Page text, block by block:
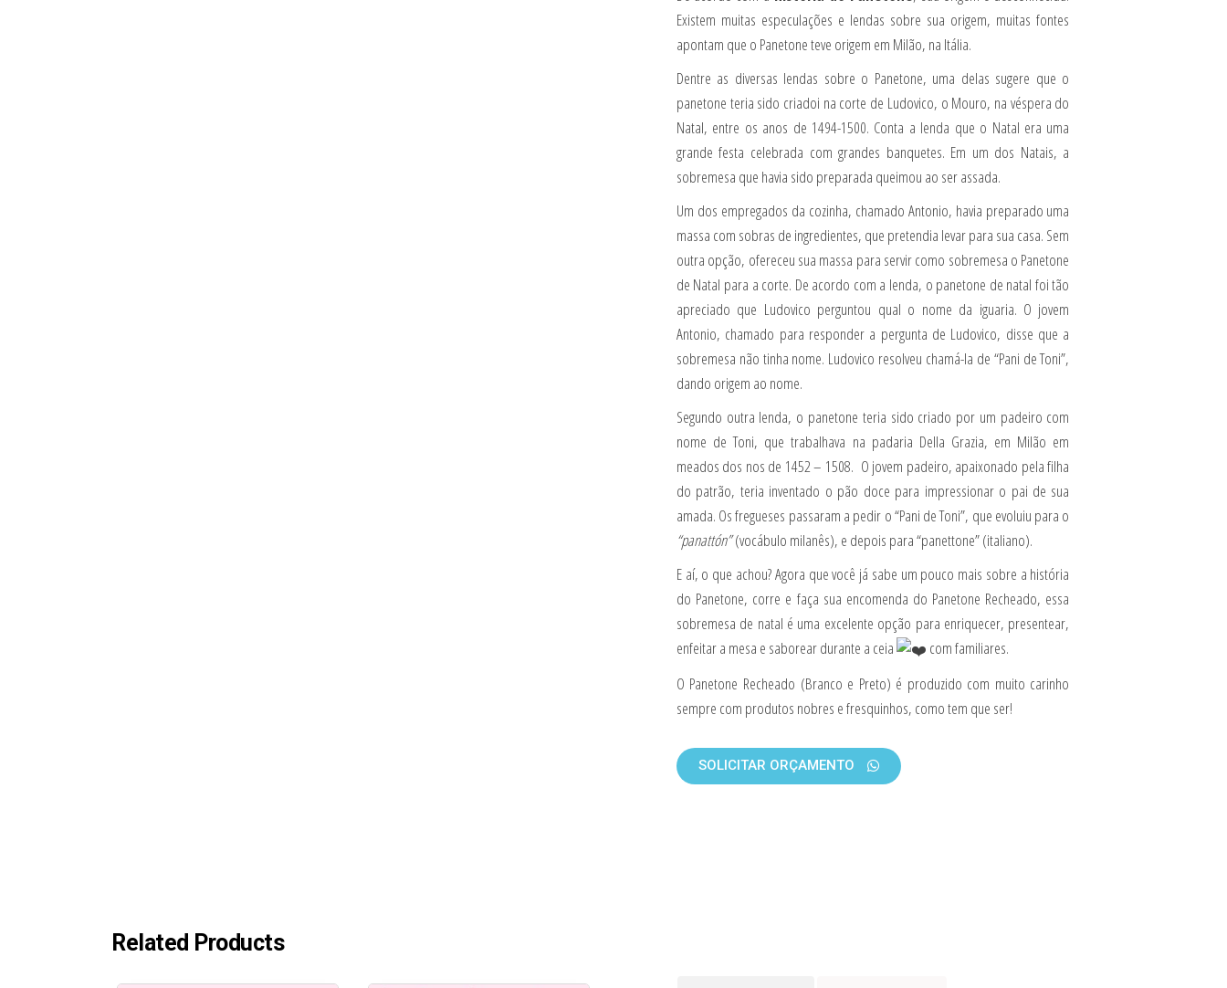
Existem muitas especulações e lendas sobre sua origem, muitas fontes
apontam que o Panetone teve origem em Milão, na Itália.
Dentre as diversas lendas sobre o Panetone, uma delas sugere que o
panetone teria sido criadoi na corte de Ludovico, o Mouro, na véspera do
Natal, entre os anos de 1494-1500. Conta a lenda que o Natal era uma
grande festa celebrada com grandes banquetes. Em um dos Natais, a
sobremesa que havia sido preparada queimou ao ser assada.
Um dos empregados da cozinha, chamado Antonio, havia preparado uma
massa com sobras de ingredientes, que pretendia levar para sua casa. Sem
outra opção, ofereceu sua massa para servir como sobremesa o Panetone
de Natal para a corte. De acordo com a lenda, o panetone de natal foi tão
apreciado que Ludovico perguntou qual o nome da iguaria. O jovem
Antonio, chamado para responder a pergunta de Ludovico, disse que a
sobremesa não tinha nome. Ludovico resolveu chamá-la de “Pani de Toni”,
dando origem ao nome.
Segundo outra lenda, o panetone teria sido criado por um padeiro com
nome de Toni, que trabalhava na padaria Della Grazia, em Milão em
meados dos nos de 1452 – 1508. O jovem padeiro, apaixonado pela filha
do patrão, teria inventado o pão doce para impressionar o pai de sua
amada. Os fregueses passaram a pedir o “Pani de Toni”, que evoluiu para o
“panattón”(vocábulo milanês), e depois para “panettone” (italiano).
E aí, o que achou? Agora que você já sabe um pouco mais sobre a história
do Panetone, corre e faça sua encomenda do Panetone Recheado, essa
sobremesa de natal é uma excelente opção para enriquecer, presentear,
enfeitar a mesa e saborear durante a ceia
comfamiliares.
O Panetone Recheado (Branco e Preto) é produzido com muito carinho
sempre com produtos nobres e fresquinhos, como tem que ser!
SOLICITAR ORÇAMENTO
Related Products